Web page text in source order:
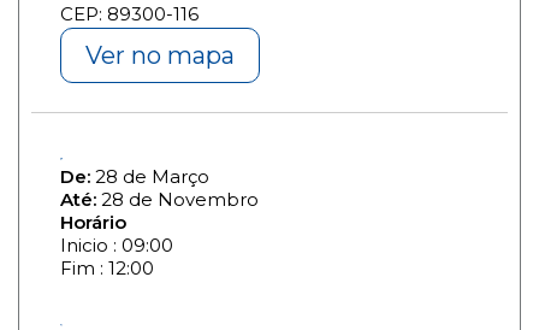
CEP: 89300-116
Ver no mapa
De: 28 de Março
Até: 28 de Novembro
Horário
Inicio : 09:00
Fim : 12:00